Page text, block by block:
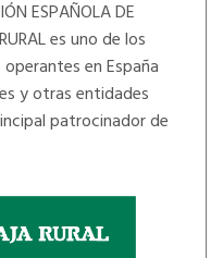
ESPAÑOLA DE
es uno de los
en España
y otras entidades
patrocinador de